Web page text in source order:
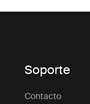
Soporte
Contacto